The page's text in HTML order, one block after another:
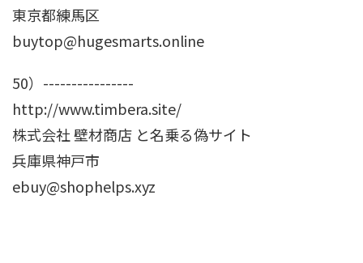
東京都練馬区
buytop@hugesmarts.online
50）----------------
http://www.timbera.site/
株式会社 壁材商店 と名乗る偽サイト
兵庫県神戸市
ebuy@shophelps.xyz